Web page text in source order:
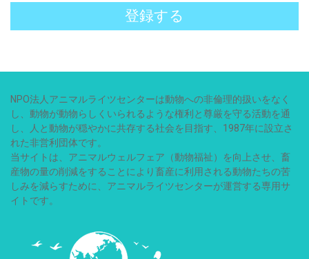
登録する
NPO法人アニマルライツセンターは動物への非倫理的扱いをなく
し、動物が動物らしくいられるような権利と尊厳を守る活動を通
し、人と動物が穏やかに共存する社会を目指す、1987年に設立さ
れた非営利団体です。
当サイトは、アニマルウェルフェア（動物福祉）を向上させ、畜
産物の量の削減をすることにより畜産に利用される動物たちの苦
しみを減らすために、アニマルライツセンターが運営する専用サ
イトです。